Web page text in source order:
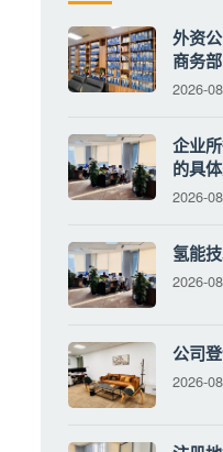
外资
商务
2026-
企业
的具
2026-
氢能
2026-
公司
2026-